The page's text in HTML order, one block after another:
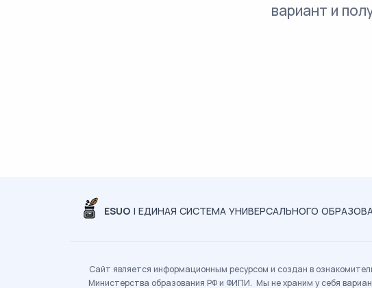
вариант и
ESUO | ЕДИНАЯ СИСТЕМА УНИВЕРСАЛЬНОГО
Сайт является информационным ресурсом и создан в
Министерства образования РФ и ФИПИ. Мы не храним у себя